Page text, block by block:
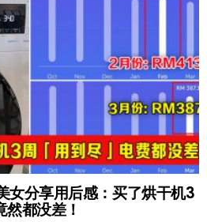
女分享用后感：买了烘干机3
都没差！